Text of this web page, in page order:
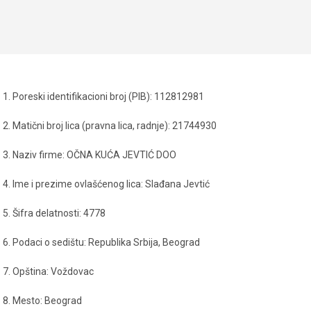
1. Poreski identifikacioni broj (PIB): 112812981
2. Matični broj lica (pravna lica, radnje): 21744930
3. Naziv firme: OČNA KUĆA JEVTIĆ DOO
4. Ime i prezime ovlašćenog lica: Slađana Jevtić
5. Šifra delatnosti: 4778
6. Podaci o sedištu: Republika Srbija, Beograd
7. Opština: Voždovac
8. Mesto: Beograd